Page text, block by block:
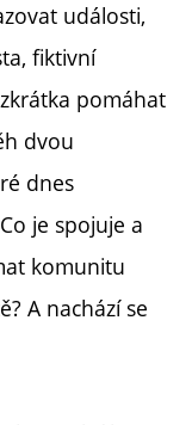
události,
fiktivní
pomáhat
dvou
dnes
je spojuje a
komunitu
A nachází se